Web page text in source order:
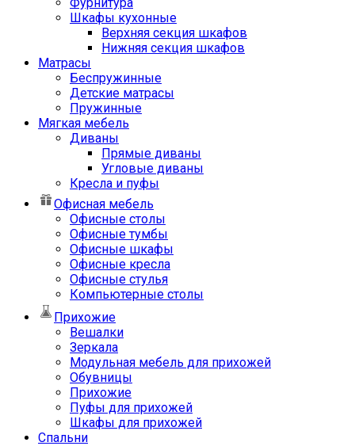
Фурнитура
Шкафы кухонные
Верхняя секция шкафов
Нижняя секция шкафов
Матрасы
Беспружинные
Детские матрасы
Пружинные
Мягкая мебель
Диваны
Прямые диваны
Угловые диваны
Кресла и пуфы
Офисная мебель
Офисные столы
Офисные тумбы
Офисные шкафы
Офисные кресла
Офисные стулья
Компьютерные столы
Прихожие
Вешалки
Зеркала
Модульная мебель для прихожей
Обувницы
Прихожие
Пуфы для прихожей
Шкафы для прихожей
Спальни